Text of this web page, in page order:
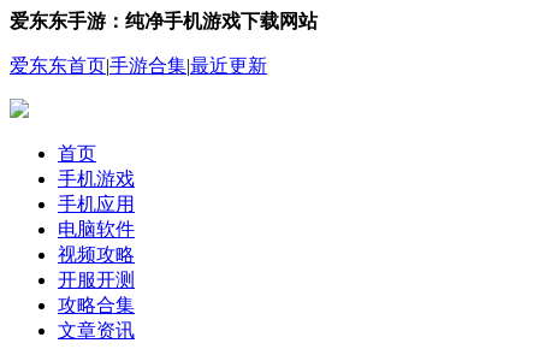
爱东东手游：纯净手机游戏下载网站
爱东东首页|手游合集|最近更新
首页
手机游戏
手机应用
电脑软件
视频攻略
开服开测
攻略合集
文章资讯